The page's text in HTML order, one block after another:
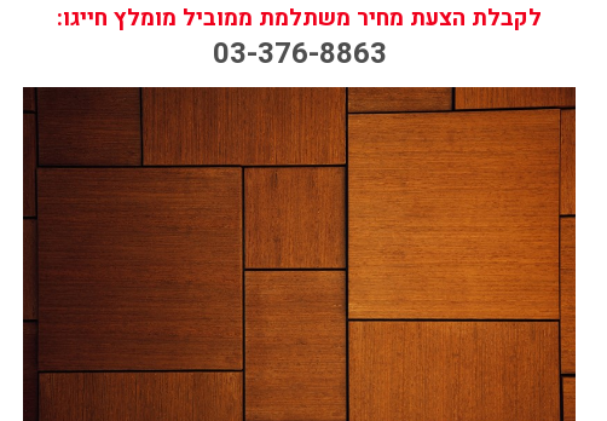
לקבלת הצעת מחיר משתלמת ממוביל מומלץ חייגו:
03-376-8863